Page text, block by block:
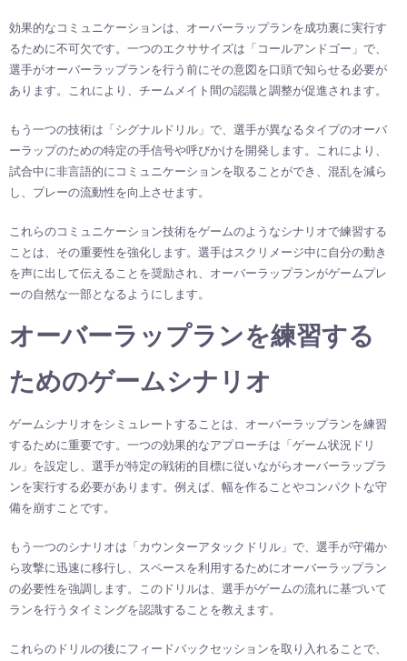
効果的なコミュニケーションは、オーバーラップランを成功裏に実行す
るために不可欠です。一つのエクササイズは「コールアンドゴー」で、
選手がオーバーラップランを行う前にその意図を口頭で知らせる必要が
あります。これにより、チームメイト間の認識と調整が促進されます。
もう一つの技術は「シグナルドリル」で、選手が異なるタイプのオーバ
ーラップのための特定の手信号や呼びかけを開発します。これにより、
試合中に非言語的にコミュニケーションを取ることができ、混乱を減ら
し、プレーの流動性を向上させます。
これらのコミュニケーション技術をゲームのようなシナリオで練習する
ことは、その重要性を強化します。選手はスクリメージ中に自分の動き
を声に出して伝えることを奨励され、オーバーラップランがゲームプレ
ーの自然な一部となるようにします。
オーバーラップランを練習する
ためのゲームシナリオ
ゲームシナリオをシミュレートすることは、オーバーラップランを練習
するために重要です。一つの効果的なアプローチは「ゲーム状況ドリ
ル」を設定し、選手が特定の戦術的目標に従いながらオーバーラップラ
ンを実行する必要があります。例えば、幅を作ることやコンパクトな守
備を崩すことです。
もう一つのシナリオは「カウンターアタックドリル」で、選手が守備か
ら攻撃に迅速に移行し、スペースを利用するためにオーバーラップラン
の必要性を強調します。このドリルは、選手がゲームの流れに基づいて
ランを行うタイミングを認識することを教えます。
これらのドリルの後にフィードバックセッションを取り入れることで、